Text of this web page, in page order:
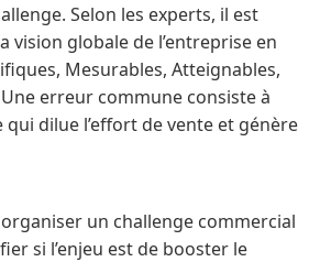
Selon les experts, il est
globale de l’entreprise en
Mesurables, Atteignables,
erreur commune consiste à
dilue l’effort de vente et génère
un challenge commercial
si l’enjeu est de booster le